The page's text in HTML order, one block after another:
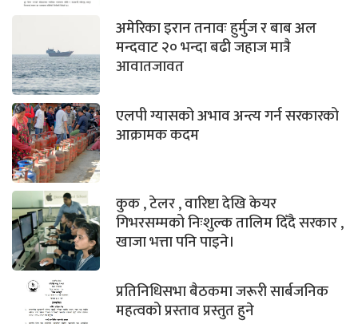
अमेरिका इरान तनावः हुर्मुज र बाब अल
मन्दवाट २० भन्दा बढी जहाज मात्रै
आवातजावत
एलपी ग्यासको अभाव अन्त्य गर्न सरकारको
आक्रामक कदम
कुक , टेलर , वारिष्टा देखि केयर
गिभरसम्मको निःशुल्क तालिम दिँदै सरकार ,
खाजा भत्ता पनि पाइने।
प्रतिनिधिसभा बैठकमा जरूरी सार्बजनिक
महत्वको प्रस्ताव प्रस्तुत हुने